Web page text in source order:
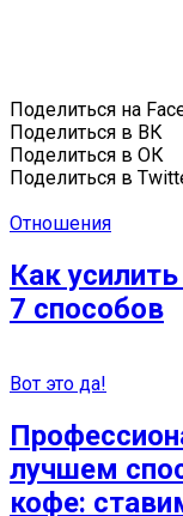
Поделиться на
Поделиться в ВК
Поделиться в ОК
Поделиться в
Отношения
Как
7 способов
Вот это да!
лучшем
кофе: